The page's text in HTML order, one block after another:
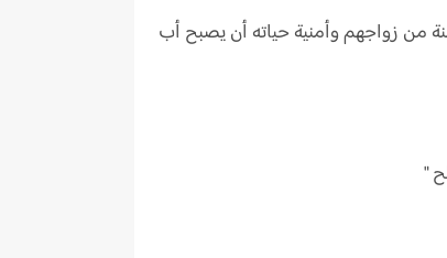
من زواجهم وأمنية حياته أن يصبح أب
"